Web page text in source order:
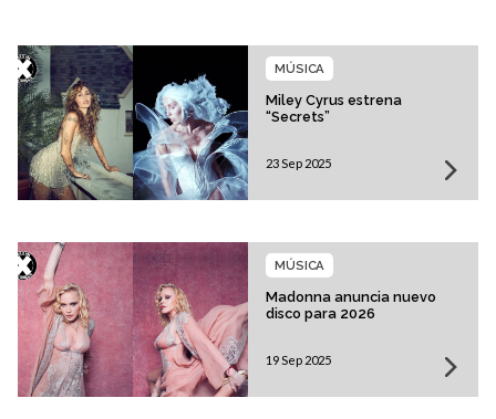
Miley Cyrus estrena
“Secrets”
MÚSICA
23 Sep 2025
Madonna anuncia nuevo
disco para 2026
MÚSICA
19 Sep 2025